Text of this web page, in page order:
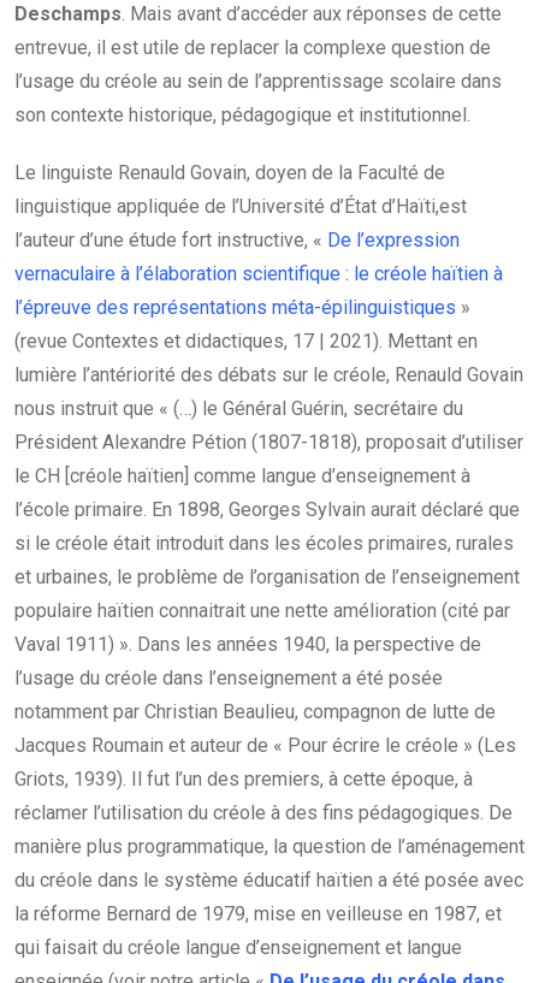
Deschamps. Mais avant d’accéder aux réponses de cette
entrevue, il est utile de replacer la complexe question de
l’usage du créole au sein de l’apprentissage scolaire dans
son contexte historique, pédagogique et institutionnel.
Le linguiste Renauld Govain, doyen de la Faculté de
linguistique appliquée de l’Université d’État d’Haïti,est
l’auteur d’une étude fort instructive, « De l’expression
vernaculaire à l’élaboration scientifique : le créole haïtien à
l’épreuve des représentations méta-épilinguistiques »
(revue Contextes et didactiques, 17 | 2021). Mettant en
lumière l’antériorité des débats sur le créole, Renauld Govain
nous instruit que « (…) le Général Guérin, secrétaire du
Président Alexandre Pétion (1807-1818), proposait d’utiliser
le CH [créole haïtien] comme langue d’enseignement à
l’école primaire. En 1898, Georges Sylvain aurait déclaré que
si le créole était introduit dans les écoles primaires, rurales
et urbaines, le problème de l’organisation de l’enseignement
populaire haïtien connaitrait une nette amélioration (cité par
Vaval 1911) ». Dans les années 1940, la perspective de
l’usage du créole dans l’enseignement a été posée
notamment par Christian Beaulieu, compagnon de lutte de
Jacques Roumain et auteur de « Pour écrire le créole » (Les
Griots, 1939). Il fut l’un des premiers, à cette époque, à
réclamer l’utilisation du créole à des fins pédagogiques. De
manière plus programmatique, la question de l’aménagement
du créole dans le système éducatif haïtien a été posée avec
la réforme Bernard de 1979, mise en veilleuse en 1987, et
qui faisait du créole langue d’enseignement et langue